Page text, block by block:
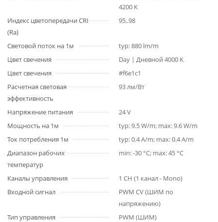
4200 K
Индекс цветопередачи CRI
(Ra)
95..98
Световой поток на 1м
typ: 880 lm/m
Цвет свечения
Day | Дневной 4000 K
Цвет свечения
#f6e1c1
Расчетная световая
эффективность
93 лм/Вт
Напряжение питания
24 V
Мощность на 1м
typ: 9.5 W/m; max: 9.6 W/m
Ток потребления 1м
typ: 0.4 A/m; max: 0.4 A/m
Диапазон рабочих
температур
min: -30 °C; max: 45 °C
Каналы управления
1 CH (1 канал - Mono)
Входной сигнал
PWM СV (ШИМ по
напряжению)
Тип управления
PWM (ШИМ)